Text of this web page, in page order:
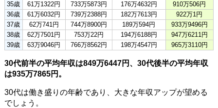
35歳
61万1322円 733万5873円 176万4632円
910万506円
36歳
61万6032円 739万2388円 182万7613円
922万1円
37歳
62万741円 744万8900円 189万594円
933万9496円
38歳
62万7501円 753万22円 194万6188円
947万6211円
39歳
63万9046円 766万8562円 198万4547円 965万3110円
30代前半の平均年収は849万6447円、30代後半の平均年収
は935万7865円。
30代は働き盛りの年齢であり、大きな年収アップが望める
でしょう。